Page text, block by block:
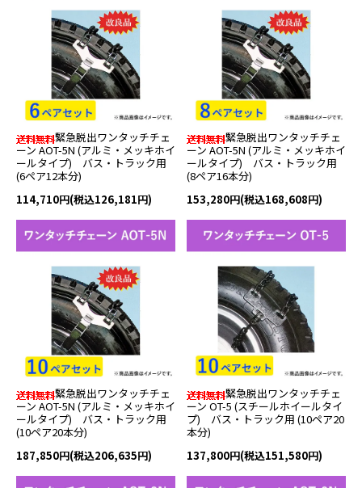
緊急脱出ワンタッチチェ
ーン AOT-5N (アルミ・メッキホイ
ールタイプ) バス・トラック用
(6ペア12本分)
114,710円(税込126,181円)
緊急脱出ワンタッチチェ
ーン AOT-5N (アルミ・メッキホイ
ールタイプ) バス・トラック用
(8ペア16本分)
153,280円(税込168,608円)
緊急脱出ワンタッチチェ
ーン AOT-5N (アルミ・メッキホイ
ールタイプ) バス・トラック用
(10ペア20本分)
187,850円(税込206,635円)
緊急脱出ワンタッチチェ
ーン OT-5 (スチールホイールタイ
プ) バス・トラック用 (10ペア20
本分)
137,800円(税込151,580円)